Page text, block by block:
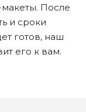
После
и сроки
готов, наш
его к вам.